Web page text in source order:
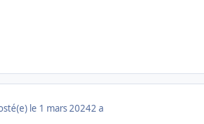
le 1 mars 20242 a